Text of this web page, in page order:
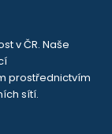
v ČR. Naše
prostřednictvím
sítí.